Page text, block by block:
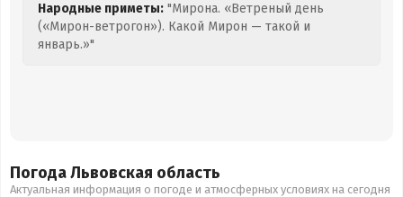
Народные приметы: "Мирона. «Ветреный день
(«Мирон-ветрогон»). Какой Мирон — такой и
январь.»"
Погода Львовская область
Актуальная информация о погоде и атмосферных условиях на сегодня